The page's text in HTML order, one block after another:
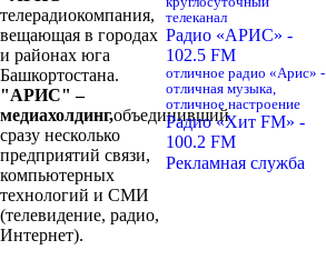
телерадиокомпания,
вещающая в городах
и районах юга
Башкортостана.
"АРИС" –
медиахолдинг,объединивший
сразу несколько
предприятий связи,
компьютерных
технологий и СМИ
(телевидение, радио,
Интернет).
телеканал
Радио «АРИС» -
102.5 FM
отличное радио «Арис» -
отличная музыка,
отличное настроение
Радио «Хит FM» -
100.2 FM
Рекламная служба